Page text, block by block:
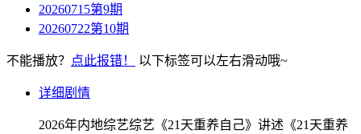
20260715第9期
20260722第10期
不能播放？ 点此报错！ 以下标签可以左右滑动哦~
详细剧情
2026年内地综艺综艺《21天重养自己》讲述《21天重养